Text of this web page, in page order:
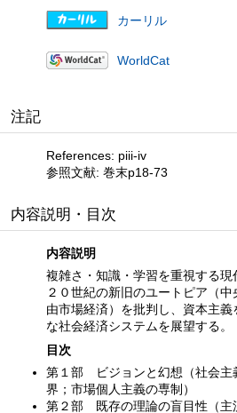
カーリル
WorldCat
注記
References: piii-iv
参照文献: 巻末p18-73
内容説明・目次
内容説明
複雑さ・知識・学習を重視する現
２０世紀の新旧のユートピア（
由市場経済）を批判し、資本主
な社会経済システムを展望する。
目次
第１部 ビジョンと幻想（社会主
界；市場個人主義の専制）
第２部 既存の理論の盲目性（主